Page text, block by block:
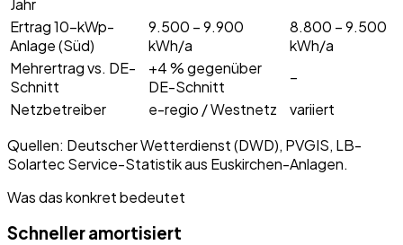
Jahr
Ertrag 10-kWp-
Anlage (Süd)
9.500 – 9.900
kWh/a
8.800 – 9.500
kWh/a
Mehrertrag vs. DE-
Schnitt
+4 % gegenüber
DE-Schnitt
–
Netzbetreiber
e-regio / Westnetz
variiert
Quellen: Deutscher Wetterdienst (DWD), PVGIS, LB-
Solartec Service-Statistik aus Euskirchen-Anlagen.
Was das konkret bedeutet
Schneller amortisiert